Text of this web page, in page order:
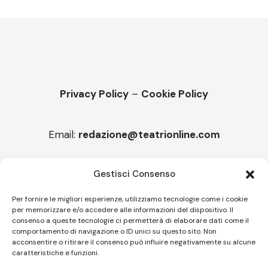
Gestisci Consenso
Per fornire le migliori esperienze, utilizziamo tecnologie come i cookie
per memorizzare e/o accedere alle informazioni del dispositivo. Il
consenso a queste tecnologie ci permetterà di elaborare dati come il
comportamento di navigazione o ID unici su questo sito. Non
acconsentire o ritirare il consenso può influire negativamente su alcune
caratteristiche e funzioni.
Privacy Policy – Cookie Policy
Email: redazione@teatrionline.com
“Cico festival! Oltre 1500 spettatori a Filadelfia